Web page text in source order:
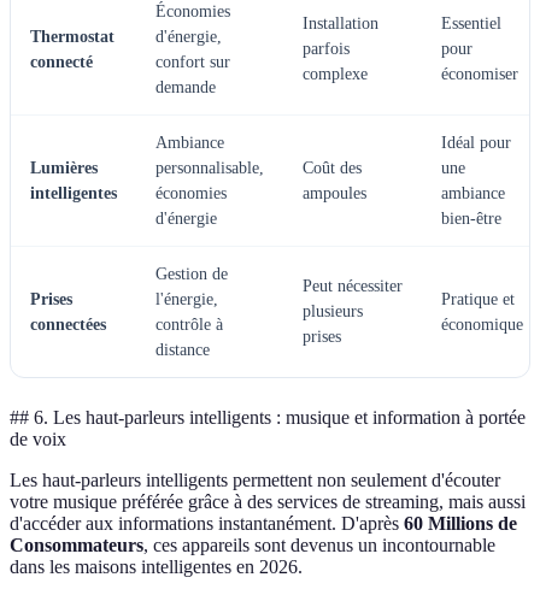
Thermostat
connecté
Économies
d'énergie,
confort sur
demande
Installation
parfois
complexe
Essentiel
pour
économiser
Lumières
intelligentes
Ambiance
personnalisable,
économies
d'énergie
Coût des
ampoules
Idéal pour
une
ambiance
bien-être
Prises
connectées
Gestion de
l'énergie,
contrôle à
distance
Peut nécessiter
plusieurs
prises
Pratique et
économique
## 6. Les haut-parleurs intelligents : musique et information à portée
de voix
Les haut-parleurs intelligents permettent non seulement d'écouter
votre musique préférée grâce à des services de streaming, mais aussi
d'accéder aux informations instantanément. D'après 60 Millions de
Consommateurs, ces appareils sont devenus un incontournable
dans les maisons intelligentes en 2026.